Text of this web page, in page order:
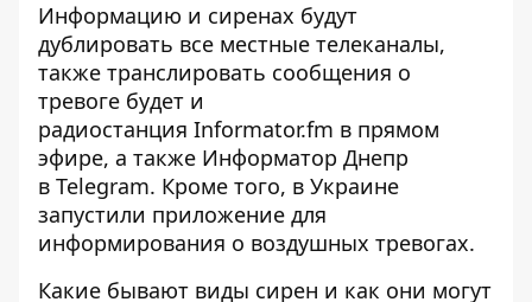
Информацию и сиренах будут
дублировать все местные телеканалы,
также транслировать сообщения о
тревоге будет и
радиостанция Informator.fm в прямом
эфире, а также Информатор Днепр
в Telegram. Кроме того, в Украине
запустили приложение для
информирования о воздушных тревогах.
Какие бывают виды сирен и как они могут